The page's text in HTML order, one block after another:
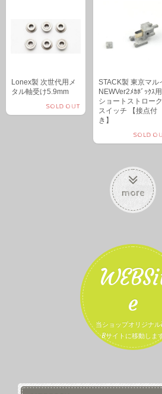
Lonex製 次世代用メ
タル軸受け5.9mm
SOLD OUT
STACK製 東京マル
NEWVer2ﾒｶﾎﾞｯｸｽ用
ショートストローク
スイッチ 【接点付
き】
SOLD
more
e
当ショップオリジナル
Bサイトに移動しま